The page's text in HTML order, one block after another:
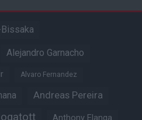
Alejandro Garnacho
Alvaro Fernandez
Andreas Pereira
Anthony Elanga